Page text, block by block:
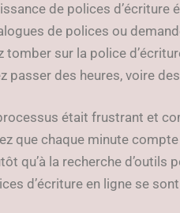
de polices
de polices ou
tomber sur la police
passer des heures, voire
était frustrant et
que chaque minute
qu’à la recherche d’outils
d’écriture en ligne se